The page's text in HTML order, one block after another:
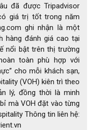
đã được Tripadvisor
giá trị tốt trong năm
ghi nhận là một
hàng đánh giá cao tại
nổi bật trên thị trường
toàn phù hợp với
cho mỗi khách sạn,
(VOH) kiên trì theo
lý, đồng thời là minh
mà VOH đặt vào từng
Thông tin liên hệ: